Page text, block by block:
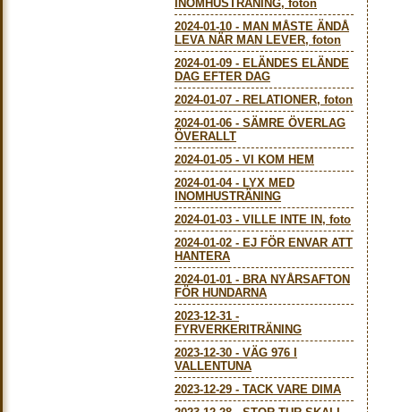
INOMHUSTRÄNING, foton
2024-01-10 - MAN MÅSTE ÄNDÅ
LEVA NÄR MAN LEVER, foton
2024-01-09 - ELÄNDES ELÄNDE
DAG EFTER DAG
2024-01-07 - RELATIONER, foton
2024-01-06 - SÄMRE ÖVERLAG
ÖVERALLT
2024-01-05 - VI KOM HEM
2024-01-04- LYX MED
INOMHUSTRÄNING
2024-01-03 - VILLE INTE IN, foto
2024-01-02 - EJ FÖR ENVAR ATT
HANTERA
2024-01-01 - BRA NYÅRSAFTON
FÖR HUNDARNA
2023-12-31 -
FYRVERKERITRÄNING
2023-12-30 - VÄG 976 I
VALLENTUNA
2023-12-29 - TACK VARE DIMA